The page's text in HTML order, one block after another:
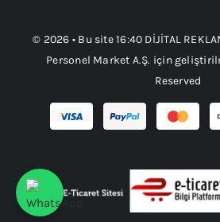
© 2026 • Bu site16:40 DİJİTAL
Personel Market A.Ş. için
Reserved